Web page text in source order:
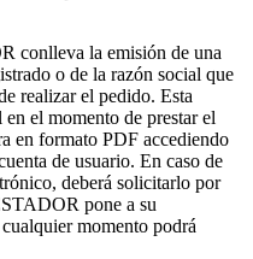
conlleva la emisión de una
o de la razón social que
realizar el pedido. Esta
el momento de prestar el
en formato PDF accediendo
de usuario. En caso de
deberá solicitarlo por
pone a su
momento podrá